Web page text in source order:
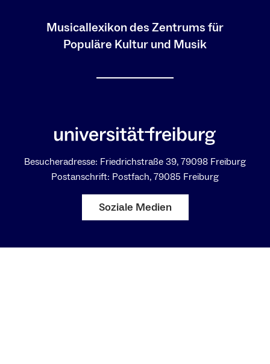
Musicallexikon des Zentrums für
Populäre Kultur und Musik
Besucheradresse: Friedrichstraße 39, 79098 Freiburg
Postanschrift: Postfach, 79085 Freiburg
Soziale Medien